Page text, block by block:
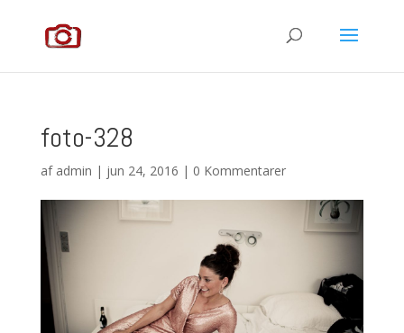
foto-328
af admin | jun 24, 2016 | 0 Kommentarer